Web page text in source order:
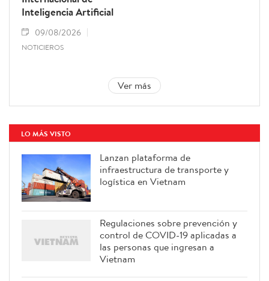
Inteligencia Artificial
09/08/2026
NOTICIEROS
Ver más
LO MÁS VISTO
Lanzan plataforma de
infraestructura de transporte y
logística en Vietnam
Regulaciones sobre prevención y
control de COVID-19 aplicadas a
las personas que ingresan a
Vietnam